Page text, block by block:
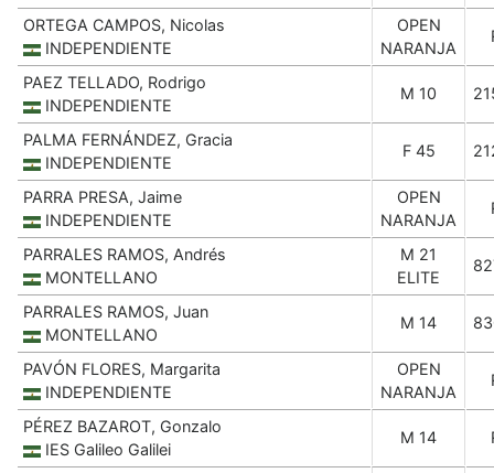
ORTEGA CAMPOS, Nicolas
INDEPENDIENTE
OPEN
NARANJA
PAEZ TELLADO, Rodrigo
INDEPENDIENTE
M 10
PALMA FERNÁNDEZ, Gracia
INDEPENDIENTE
F 45
PARRA PRESA, Jaime
INDEPENDIENTE
OPEN
NARANJA
PARRALES RAMOS, Andrés
MONTELLANO
M 21
ELITE
PARRALES RAMOS, Juan
MONTELLANO
M 14
PAVÓN FLORES, Margarita
INDEPENDIENTE
OPEN
NARANJA
PÉREZ BAZAROT, Gonzalo
IES Galileo Galilei
M 14